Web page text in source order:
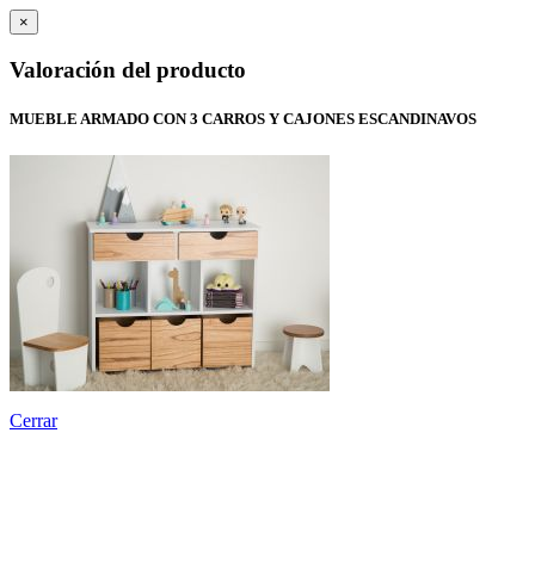
×
Valoración del producto
MUEBLE ARMADO CON 3 CARROS Y CAJONES ESCANDINAVOS
Cerrar